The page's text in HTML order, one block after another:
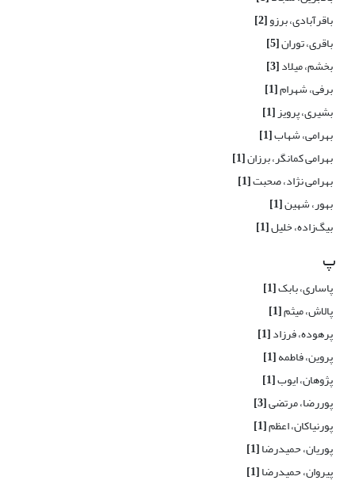
باقرآبادی، برزو[2]
باقری، توران[5]
بخشم، میلاد[3]
برفی، شهرام[1]
بشیری، پرویز[1]
بهرامی، شهاب[1]
بهرامی کمانگر، برزان[1]
بهرامی نژاد، صحبت[1]
بهور، شهین[1]
بیگ‌زاده، خلیل[1]
پ
پاساری، بابک[1]
پالاش، میثم[1]
پرهوده، فرزاد[1]
پروین، فاطمه[1]
پژوهان، ایوب[1]
پوررضا، مرتضی[3]
پورنیاکان، اعظم[1]
پوریان، حمیدرضا[1]
پیروان، حمیدرضا[1]